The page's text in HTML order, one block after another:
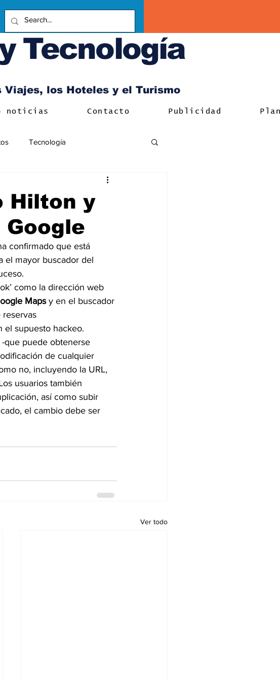
Tecnología
los Hoteles y el Turismo
noticias Contacto Publicidad
Tecnología
Hilton y
confirmado que está
el mayor buscador del
como la dirección web
Maps y en el buscador
reservas
el supuesto hackeo.
-que puede obtenerse
de cualquier
no, incluyendo la URL,
usuarios también
así como subir
el cambio debe ser
Ver todo